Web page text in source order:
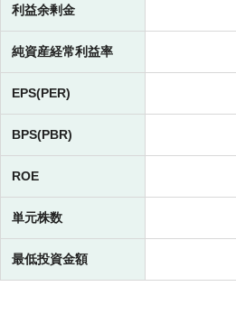
利益余剰金
純資産経常利益率
EPS(PER)
BPS(PBR)
ROE
単元株数
最低投資金額